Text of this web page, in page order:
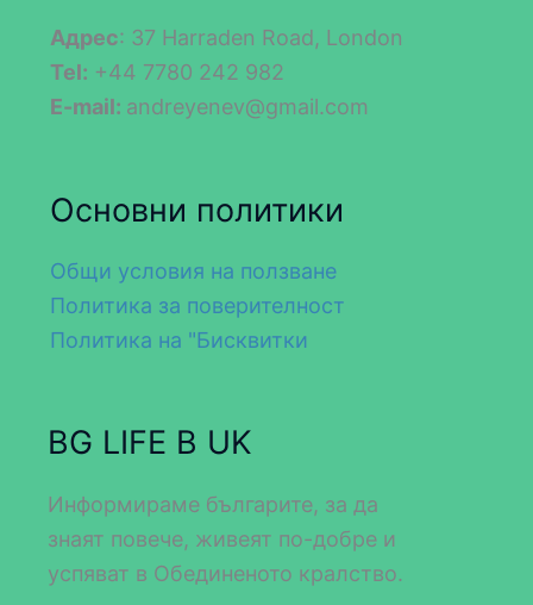
Адрес: 37 Harraden Road, London
Tel: +44 7780 242 982
E-mail: andreyenev@gmail.com
Основни политики
Общи условия на ползване
Политика за поверителност
Политика на "Бисквитки
BG LIFE В UK
Информираме българите, за да
знаят повече, живеят по-добре и
успяват в Обединеното кралство.